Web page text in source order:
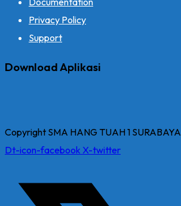
Privacy Policy
Support
Download Aplikasi
Copyright SMA HANG TUAH 1 SURABAYA
Dt-icon-facebook X-twitter